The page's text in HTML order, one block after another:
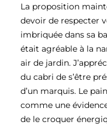
La proposition
devoir de respecter
imbriquée dans sa
était agréable à la
air de jardin.
du cabri de s’être
d’un marquis. Le
comme une
de le croquer